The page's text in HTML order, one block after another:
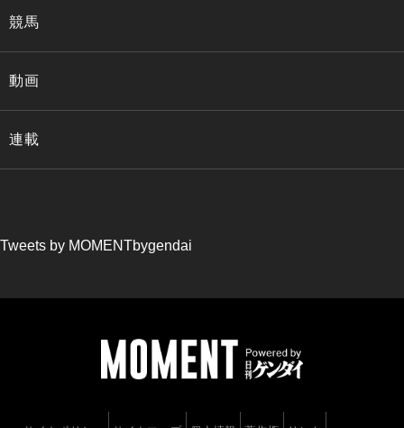
競馬
動画
連載
Tweets by MOMENTbygendai